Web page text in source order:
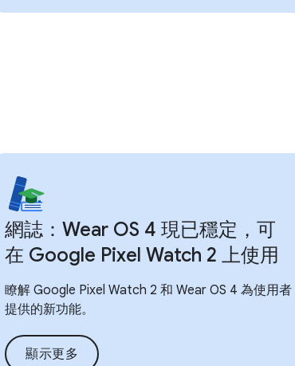
網誌：Wear OS 4 現已穩定，可
在 Google Pixel Watch 2 上使用
瞭解 Google Pixel Watch 2 和 Wear OS 4 為使用者
提供的新功能。
顯示更多